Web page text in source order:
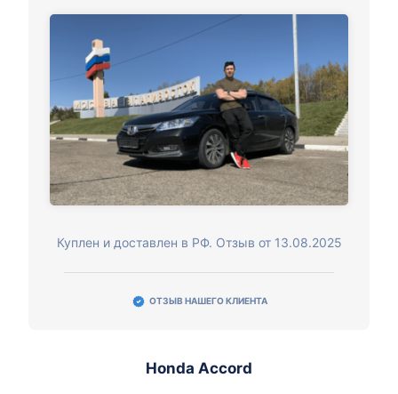
Куплен и доставлен в РФ. Отзыв от 13.08.2025
ОТЗЫВ НАШЕГО КЛИЕНТА
Honda Accord